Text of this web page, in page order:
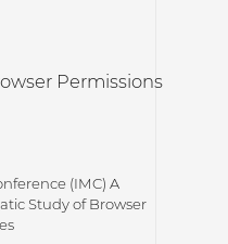
Permissions
(IMC) A
Study of Browser